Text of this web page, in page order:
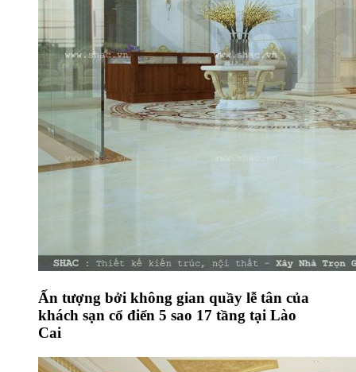
Ấn tượng bởi không gian quầy lễ tân của
khách sạn cổ điển 5 sao 17 tầng tại Lào
Cai